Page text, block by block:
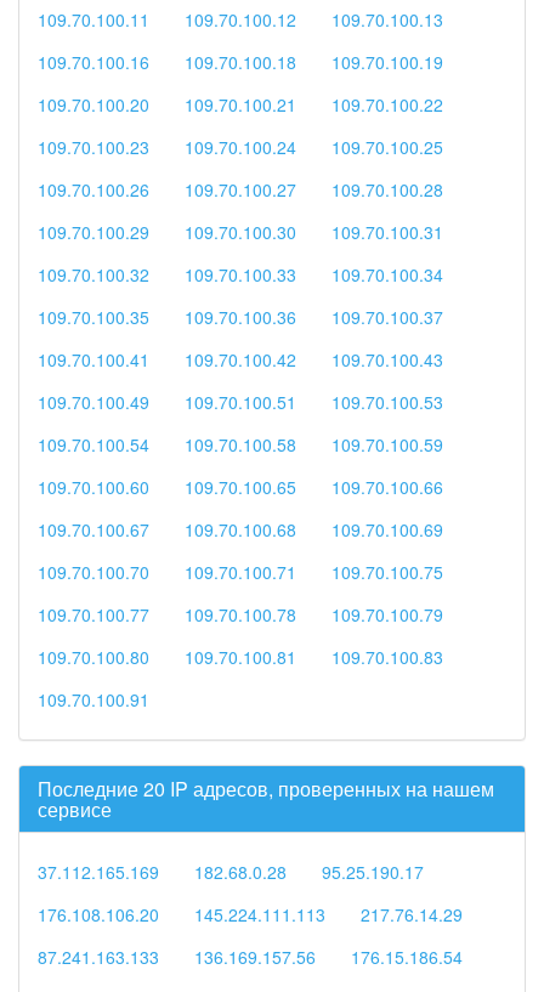
109.70.100.11
109.70.100.12
109.70.100.13
109.70.100.16
109.70.100.18
109.70.100.19
109.70.100.20
109.70.100.21
109.70.100.22
109.70.100.23
109.70.100.24
109.70.100.25
109.70.100.26
109.70.100.27
109.70.100.28
109.70.100.29
109.70.100.30
109.70.100.31
109.70.100.32
109.70.100.33
109.70.100.34
109.70.100.35
109.70.100.36
109.70.100.37
109.70.100.41
109.70.100.42
109.70.100.43
109.70.100.49
109.70.100.51
109.70.100.53
109.70.100.54
109.70.100.58
109.70.100.59
109.70.100.60
109.70.100.65
109.70.100.66
109.70.100.67
109.70.100.68
109.70.100.69
109.70.100.70
109.70.100.71
109.70.100.75
109.70.100.77
109.70.100.78
109.70.100.79
109.70.100.80
109.70.100.81
109.70.100.83
109.70.100.91
Последние 20 IP адресов, проверенных на нашем
сервисе
37.112.165.169 182.68.0.28
95.25.190.17
176.108.106.20
145.224.111.113
217.76.14.29
87.241.163.133
136.169.157.56
176.15.186.54